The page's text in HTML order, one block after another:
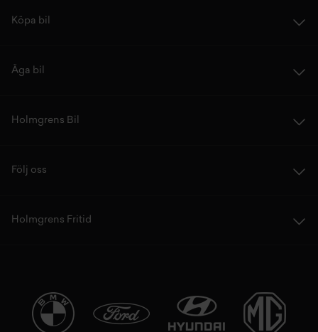
Köpa bil
Äga bil
Holmgrens Bil
Följ oss
Holmgrens Fritid